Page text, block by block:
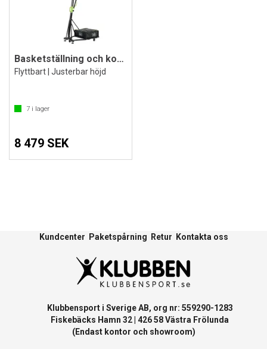
Basketställning och korg EXIT | Galaxy
Flyttbart | Justerbar höjd
7 i lager
8 479 SEK
Kundcenter Paketspårning Retur Kontakta oss
Klubbensport i Sverige AB, org nr: 559290-1283
Fiskebäcks Hamn 32 | 426 58 Västra Frölunda
(Endast kontor och showroom)